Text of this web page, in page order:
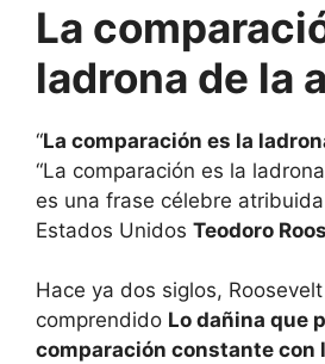
La
ladrona de la
“La comparación es la
“La comparación es la
es una frase célebre
Estados Unidos Teodoro
Hace ya dos siglos,
comprendido Lo dañina que
comparación constante con